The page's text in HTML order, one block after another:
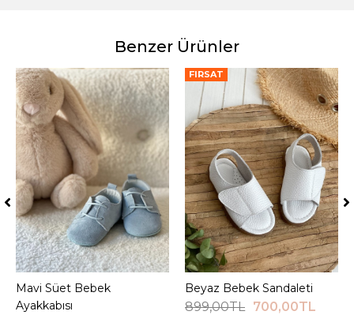
Benzer Ürünler
Sepete Ekle
Mavi Süet Bebek
Ayakkabısı
FIRSAT
Sepete Ekle
Beyaz Bebek Sandaleti
899,00TL 700,00TL